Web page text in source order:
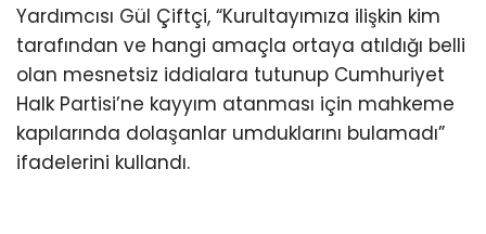
Yardımcısı Gül Çiftçi, “Kurultayımıza ilişkin kim
tarafından ve hangi amaçla ortaya atıldığı belli
olan mesnetsiz iddialara tutunup Cumhuriyet
Halk Partisi’ne kayyım atanması için mahkeme
kapılarında dolaşanlar umduklarını bulamadı”
ifadelerini kullandı.